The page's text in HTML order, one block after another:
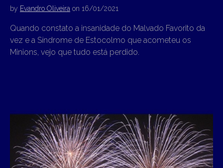
by Evandro Oliveira on 16/01/2021
Quando constato a insanidade do Malvado Favorito da
vez e a Síndrome de Estocolmo que acometeu os
Minions, vejo que tudo está perdido.